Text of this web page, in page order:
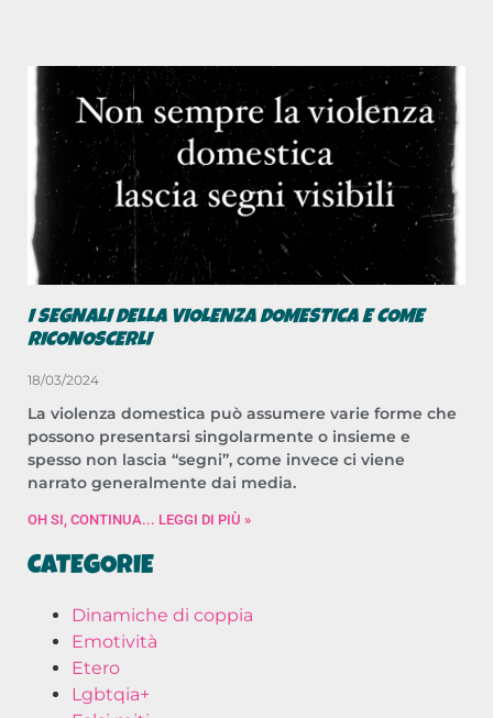
I SEGNALI DELLA VIOLENZA DOMESTICA E COME
RICONOSCERLI
18/03/2024
La violenza domestica può assumere varie forme che
possono presentarsi singolarmente o insieme e
spesso non lascia “segni”, come invece ci viene
narrato generalmente dai media.
OH SI, CONTINUA... LEGGI DI PIÙ »
CATEGORIE
Dinamiche di coppia
Emotività
Etero
Lgbtqia+